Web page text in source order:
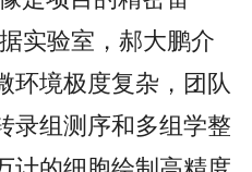
实验室，郝大鹏介
环境极度复杂，团队
录组测序和多组学整